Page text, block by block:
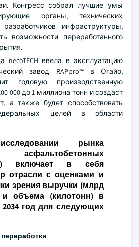
Конгресс собрал лучшие умы
органы, технических
инфраструктуры,
возможности переработанного
necoTECH ввела в эксплуатацию
завод RAPpro™ в Огайо,
годовую производственную
000 до 1 миллиона тонн и создаст
а также будет способствовать
целей в области
рынка
асфальтобетонных
включает в себя
отрасли с оценками и
зрения выручки (млрд
объема (килотонн) в
год для следующих